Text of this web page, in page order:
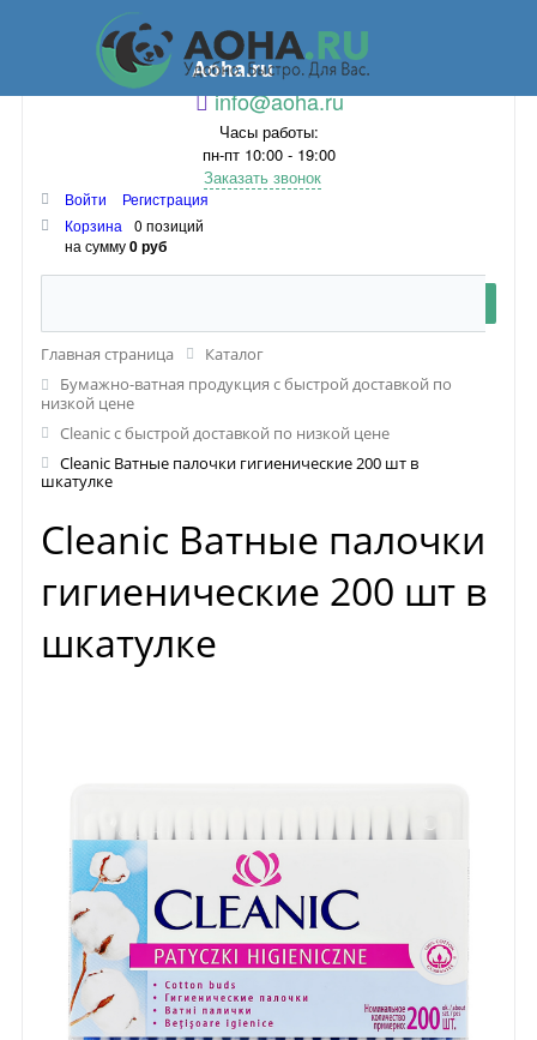
Aoha.ru
info@aoha.ru
Часы работы:
пн-пт 10:00 - 19:00
Заказать звонок
Войти
Регистрация
Корзина
0 позиций
на сумму0 руб
Главная страница
Каталог
Бумажно-ватная продукция с быстрой доставкой по
низкой цене
Cleanic с быстрой доставкой по низкой цене
Cleanic Ватные палочки гигиенические 200 шт в
шкатулке
Cleanic Ватные палочки
гигиенические 200 шт в
шкатулке